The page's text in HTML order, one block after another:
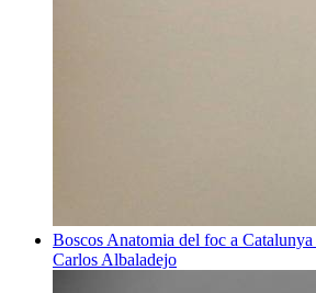
Boscos Anatomia del foc a Catalunya
Carlos Albaladejo